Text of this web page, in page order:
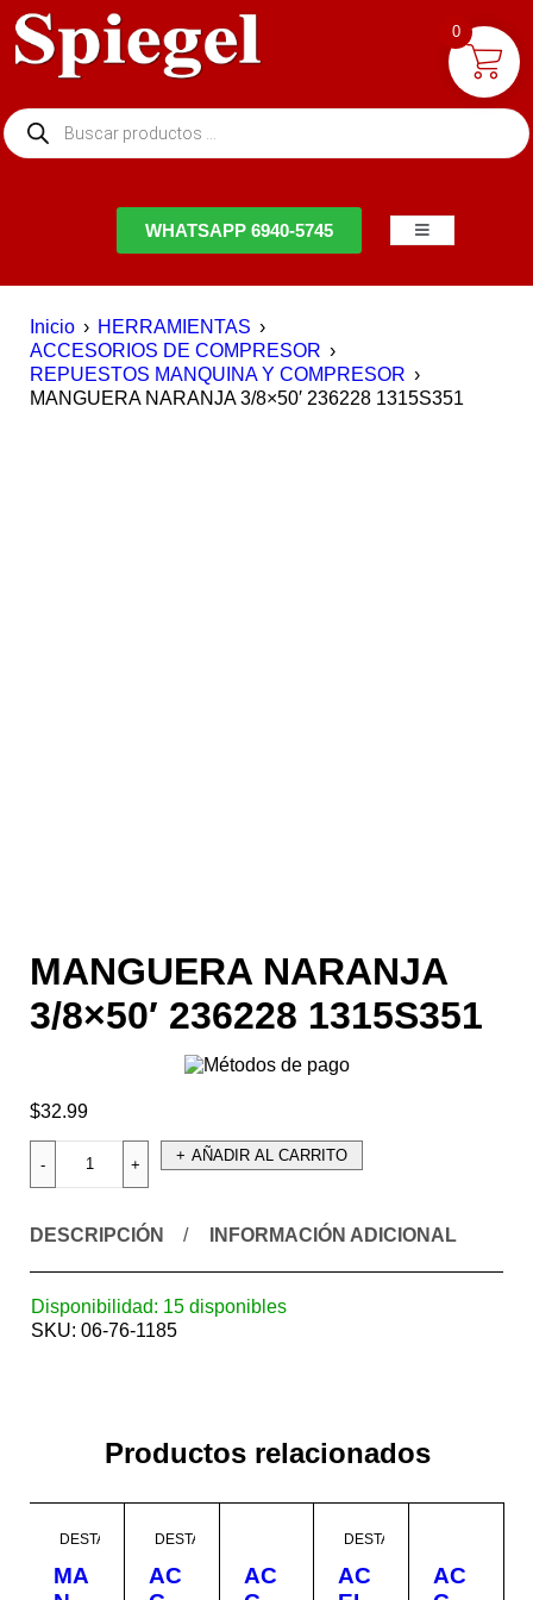
WHATSAPP 6940-5745
Inicio › HERRAMIENTAS ›
ACCESORIOS DE COMPRESOR ›
REPUESTOS MANQUINA Y COMPRESOR ›
MANGUERA NARANJA 3/8×50′ 236228 1315S351
MANGUERA NARANJA
3/8×50′ 236228 1315S351
$32.99
AÑADIR AL CARRITO
DESCRIPCIÓN INFORMACIÓN ADICIONAL
Disponibilidad: 15 disponibles
SKU: 06-76-1185
Productos relacionados
DESTACADO
MA
DESTACADO
AC
AC
DESTACADO
AC
AC
0